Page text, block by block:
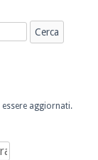
aggiornati.